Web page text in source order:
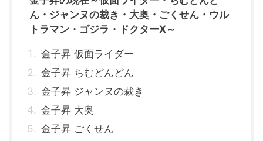
ん・ジャンヌの裁き・大奥・ごくせん・ウル
トラマン・ゴジラ・ドクターX～
金子昇 仮面ライダー
金子昇 ちむどんどん
金子昇 ジャンヌの裁き
金子昇 大奥
金子昇 ごくせん